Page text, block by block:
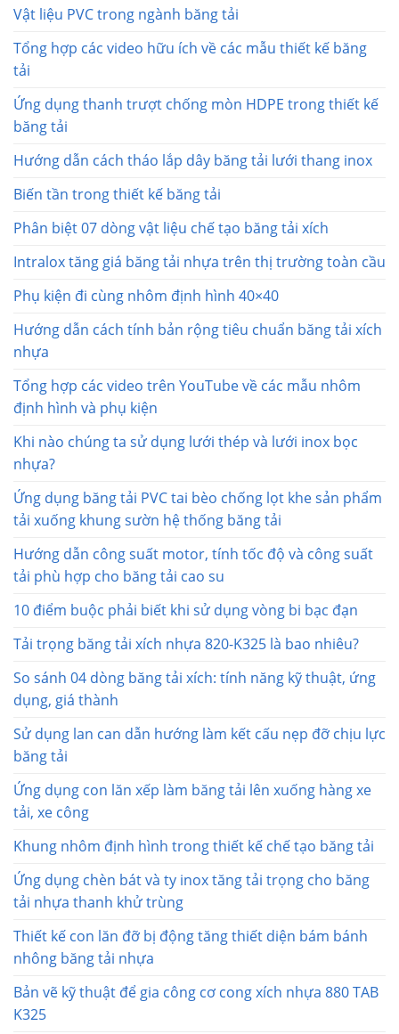
Vật liệu PVC trong ngành băng tải
Tổng hợp các video hữu ích về các mẫu thiết kế băng
tải
Ứng dụng thanh trượt chống mòn HDPE trong thiết kế
băng tải
Hướng dẫn cách tháo lắp dây băng tải lưới thang inox
Biến tần trong thiết kế băng tải
Phân biệt 07 dòng vật liệu chế tạo băng tải xích
Intralox tăng giá băng tải nhựa trên thị trường toàn cầu
Phụ kiện đi cùng nhôm định hình 40×40
Hướng dẫn cách tính bản rộng tiêu chuẩn băng tải xích
nhựa
Tổng hợp các video trên YouTube về các mẫu nhôm
định hình và phụ kiện
Khi nào chúng ta sử dụng lưới thép và lưới inox bọc
nhựa?
Ứng dụng băng tải PVC tai bèo chống lọt khe sản phẩm
tải xuống khung sườn hệ thống băng tải
Hướng dẫn công suất motor, tính tốc độ và công suất
tải phù hợp cho băng tải cao su
10 điểm buộc phải biết khi sử dụng vòng bi bạc đạn
Tải trọng băng tải xích nhựa 820-K325 là bao nhiêu?
So sánh 04 dòng băng tải xích: tính năng kỹ thuật, ứng
dụng, giá thành
Sử dụng lan can dẫn hướng làm kết cấu nẹp đỡ chịu lực
băng tải
Ứng dụng con lăn xếp làm băng tải lên xuống hàng xe
tải, xe công
Khung nhôm định hình trong thiết kế chế tạo băng tải
Ứng dụng chèn bát và ty inox tăng tải trọng cho băng
tải nhựa thanh khử trùng
Thiết kế con lăn đỡ bị động tăng thiết diện bám bánh
nhông băng tải nhựa
Bản vẽ kỹ thuật để gia công cơ cong xích nhựa 880 TAB
K325